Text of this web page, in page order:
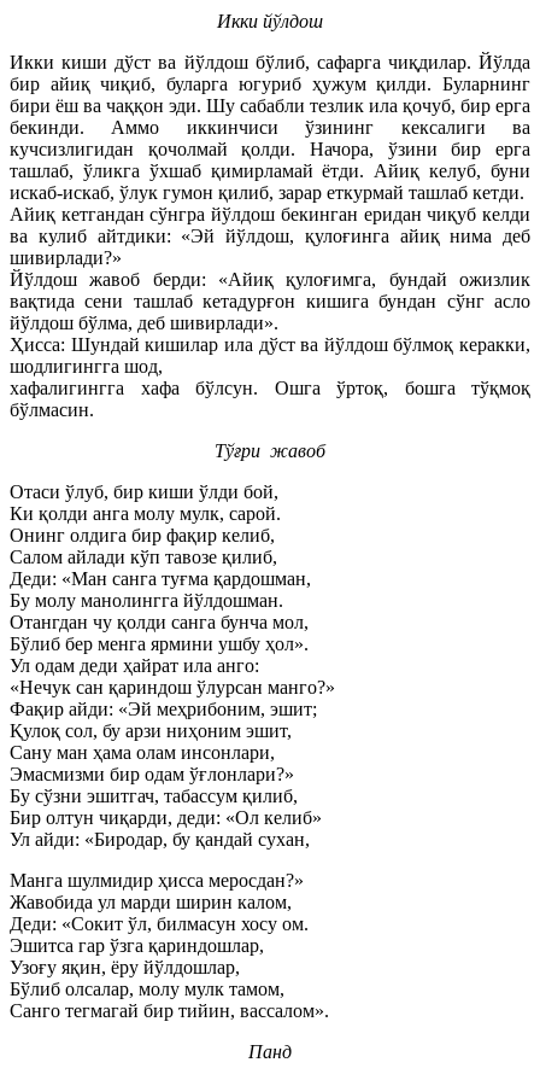
Икки йўлдош
Икки киши дўст ва йўлдош бўлиб, сафарга чиқдилар. Йўлда
бир айиқ чиқиб, буларга югуриб ҳужум қилди. Буларнинг
бири ёш ва чаққон эди. Шу сабабли тезлик ила қочуб, бир ерга
бекинди. Аммо иккинчиси ўзининг кексалиги ва
кучсизлигидан қочолмай қолди. Начора, ўзини бир ерга
ташлаб, ўликга ўхшаб қимирламай ётди. Айиқ келуб, буни
искаб-искаб, ўлук гумон қилиб, зарар еткурмай ташлаб кетди.
Айиқ кетгандан сўнгра йўлдош бекинган еридан чиқуб келди
ва кулиб айтдики: «Эй йўлдош, қулоғинга айиқ нима деб
шивирлади?»
Йўлдош жавоб берди: «Айиқ қулоғимга, бундай ожизлик
вақтида сени ташлаб кетадурғон кишига бундан сўнг асло
йўлдош бўлма, деб шивирлади».
Ҳисса: Шундай кишилар ила дўст ва йўлдош бўлмоқ керакки,
шодлигингга шод,
хафалигингга хафа бўлсун. Ошга ўртоқ, бошга тўқмоқ
бўлмасин.
Тўғри жавоб
Отаси ўлуб, бир киши ўлди бой,
Ки қолди анга молу мулк, сарой.
Онинг олдига бир фақир келиб,
Салом айлади кўп тавозе қилиб,
Деди: «Ман санга туғма қардошман,
Бу молу манолингга йўлдошман.
Отангдан чу қолди санга бунча мол,
Бўлиб бер менга ярмини ушбу ҳол».
Ул одам деди ҳайрат ила анго:
«Нечук сан қариндош ўлурсан манго?»
Фақир айди: «Эй меҳрибоним, эшит;
Қулоқ сол, бу арзи ниҳоним эшит,
Сану ман ҳама олам инсонлари,
Эмасмизми бир одам ўғлонлари?»
Бу сўзни эшитгач, табассум қилиб,
Бир олтун чиқарди, деди: «Ол келиб»
Ул айди: «Биродар, бу қандай сухан,
Манга шулмидир ҳисса меросдан?»
Жавобида ул марди ширин калом,
Деди: «Сокит ўл, билмасун хосу ом.
Эшитса гар ўзга қариндошлар,
Узоғу яқин, ёру йўлдошлар,
Бўлиб олсалар, молу мулк тамом,
Санго тегмагай бир тийин, вассалом».
Панд